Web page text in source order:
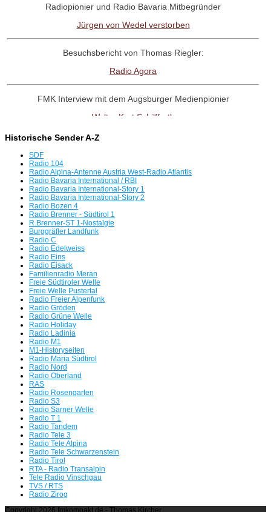
Radiopionier und Radio Bavaria Mitbegründer
Jürgen von Wedel verstorben
Besuchsbericht von Thomas Riegler:
Radio Agora
FMK Interview mit dem Augsburger Medienpionier
Walter Kurt Schilffarth
Interview mit dem Radio UNO-Pionier
Tag der offenen Tür in Freimann
Radio Bavaria International plant für 8.8.26 eine Rückkehr auf
FM Kompakt besucht die Medienszene
Oberfranken und Vogtland
Radio Aktiv/Star*Sat Radio und 89 HIT FM waren Meilensteine -
Peter Pelunka mit 65 Jahren verstorben
Wir orgeln alles nieder - Der FMK-Südtirol Stream mit einem
Wiederhören der einstigen Radiopioniere auf
dem FMK-Südtirol Webradio
Historische Sender A-Z
SDF
Radio 104
Radio Alpina-Antenne Austria West-Radio Atlantis
Radio Bavaria International / RBI
Radio Bavaria International-Story 1
Radio Bavaria International-Story 2
Radio Bozen 4
Radio Brenner - Südtirol 1
R.Brenner-ST 1-Nostalgie
Burggräfler Landfunk
Radio C
Radio Edelweiss
Radio Eins
Radio Eisack
Familienradio Meran
Freie Südtiroler Welle
Freie Welle Pustertal
Radio Freier Alpenfunk
Radio Gröden
Radio Grüne Welle
Radio Holiday
Radio Ladinia
Radio M1
M1-Historyseiten
Radio Maria Südtirol
Radio Nord
Radio Oberland
RAS
Radio Rosengarten
Radio S3
Radio Sarner Welle
Radio T 1
Radio Tandem
Radio Tele 3
Radio Tele Alpina
Radio Tele Schwarzenstein
Radio Tirol
RTA - Radio Transalpin
Tele Radio Vinschgau
TVS / RTS
Radio Zirog
Copyright 2026 fmkompakt.de - Thomas Kircher